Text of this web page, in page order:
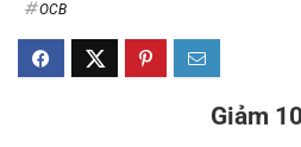
OCB
Giảm